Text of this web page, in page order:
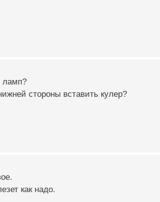
ламп?
стороны вставить кулер?
как надо.